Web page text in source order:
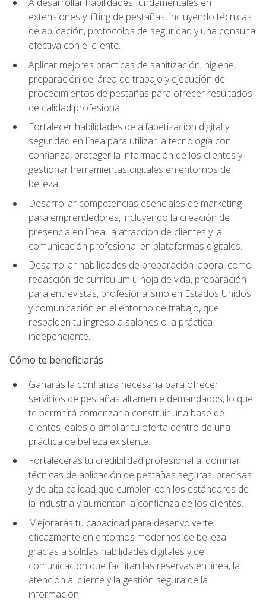
extensiones y lifting de pestañas, incluyendo técnicas
de aplicación, protocolos de seguridad y una consulta
efectiva con el cliente.
Aplicar mejores prácticas de sanitización, higiene,
preparación del área de trabajo y ejecución de
procedimientos de pestañas para ofrecer resultados
de calidad profesional.
Fortalecer habilidades de alfabetización digital y
seguridad en línea para utilizar la tecnología con
confianza, proteger la información de los clientes y
gestionar herramientas digitales en entornos de
belleza.
Desarrollar competencias esenciales de marketing
para emprendedores, incluyendo la creación de
presencia en línea, la atracción de clientes y la
comunicación profesional en plataformas digitales.
Desarrollar habilidades de preparación laboral como
redacción de currículum u hoja de vida, preparación
para entrevistas, profesionalismo en Estados Unidos
y comunicación en el entorno de trabajo, que
respalden tu ingreso a salones o la práctica
independiente.
Cómo te beneficiarás
Ganarás la confianza necesaria para ofrecer
servicios de pestañas altamente demandados, lo que
te permitirá comenzar a construir una base de
clientes leales o ampliar tu oferta dentro de una
práctica de belleza existente.
Fortalecerás tu credibilidad profesional al dominar
técnicas de aplicación de pestañas seguras, precisas
y de alta calidad que cumplen con los estándares de
la industria y aumentan la confianza de los clientes.
Mejorarás tu capacidad para desenvolverte
eficazmente en entornos modernos de belleza
gracias a sólidas habilidades digitales y de
comunicación que facilitan las reservas en línea, la
atención al cliente y la gestión segura de la
información.